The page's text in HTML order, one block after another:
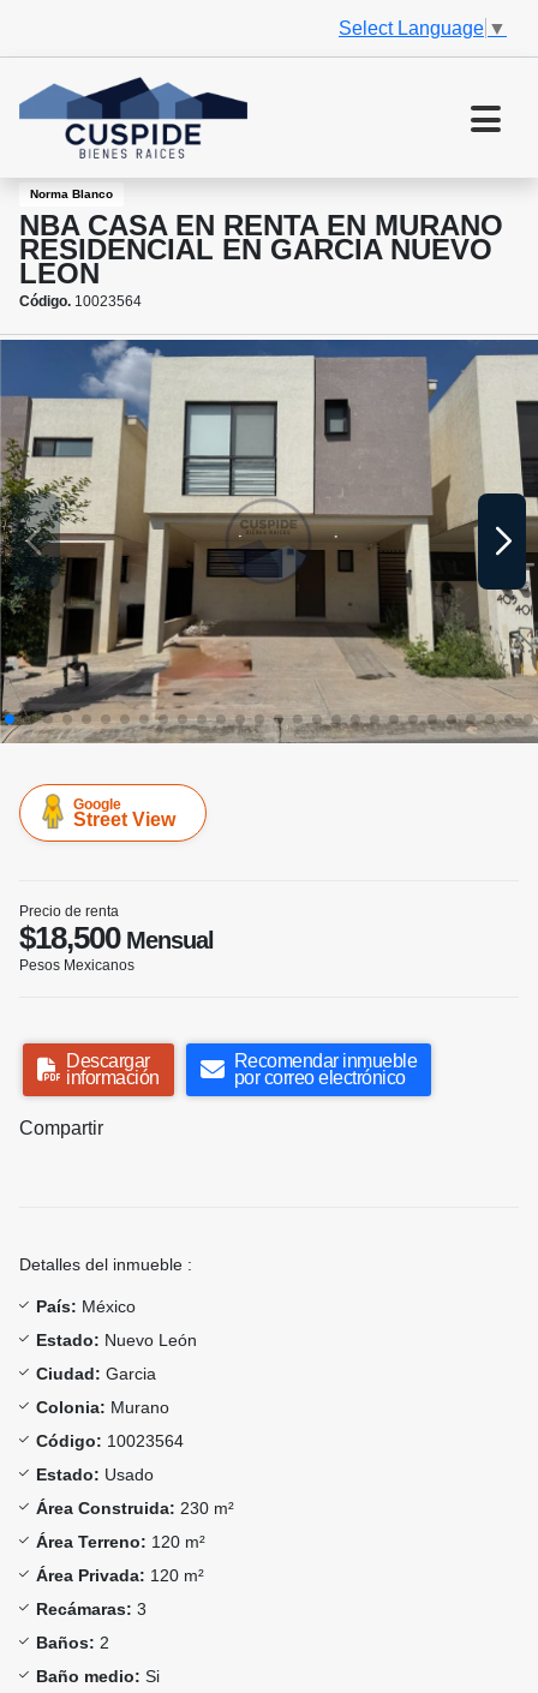
Select Language ▼
Norma Blanco
NBA CASA EN RENTA EN MURANO
RESIDENCIAL EN GARCIA NUEVO
LEON
Código. 10023564
Google
Street View
Precio de renta
$18,500Mensual
Pesos Mexicanos
Descargar
información
Recomendar inmueble
por correo electrónico
Compartir
Detalles del inmueble :
País: México
Estado: Nuevo León
Ciudad: Garcia
Colonia: Murano
Código: 10023564
Estado: Usado
Área Construida: 230 m²
Área Terreno: 120 m²
Área Privada: 120 m²
Recámaras: 3
Baños: 2
Baño medio: Si